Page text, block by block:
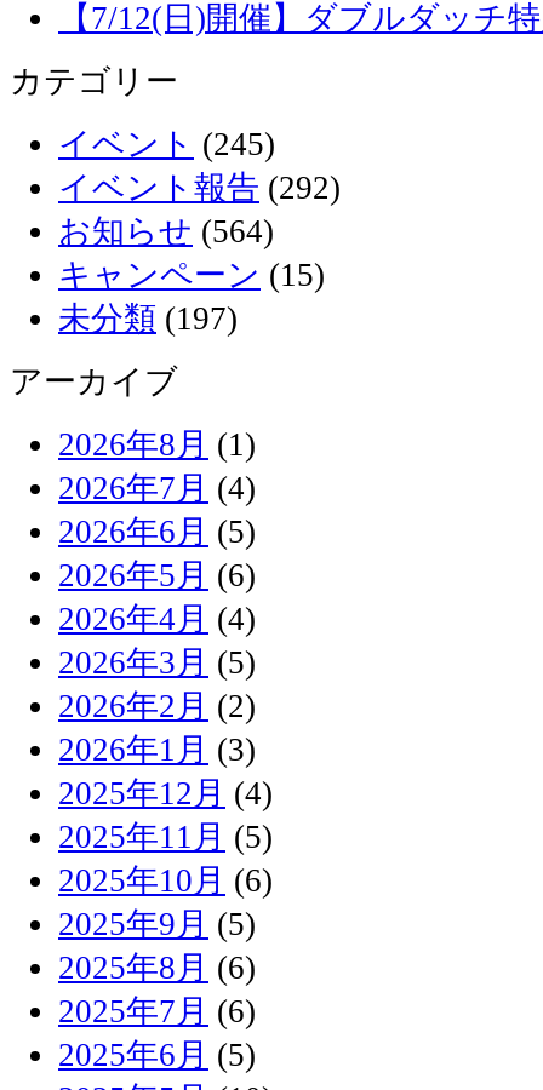
【7/12(日)開催】ダブルダッチ
カテゴリー
イベント (245)
イベント報告 (292)
お知らせ (564)
キャンペーン (15)
未分類 (197)
アーカイブ
2026年8月 (1)
2026年7月 (4)
2026年6月 (5)
2026年5月 (6)
2026年4月 (4)
2026年3月 (5)
2026年2月 (2)
2026年1月 (3)
2025年12月 (4)
2025年11月 (5)
2025年10月 (6)
2025年9月 (5)
2025年8月 (6)
2025年7月 (6)
2025年6月 (5)